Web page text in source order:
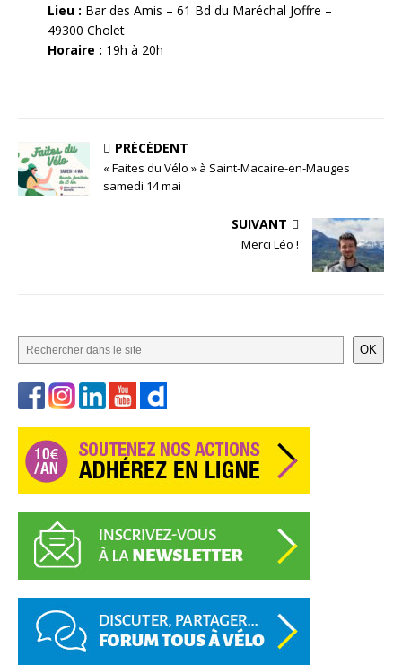
Lieu : Bar des Amis – 61 Bd du Maréchal Joffre –
49300 Cholet
Horaire : 19h à 20h
PRÉCÉDENT
« Faites du Vélo » à Saint-Macaire-en-Mauges
samedi 14 mai
SUIVANT
Merci Léo !
OK